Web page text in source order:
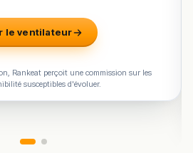
le ventilateur
Rankeat perçoit une commission sur les
susceptibles d'évoluer.